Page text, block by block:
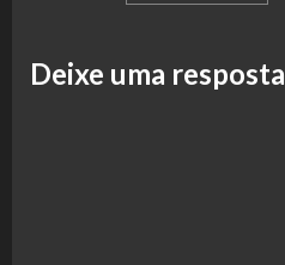
Deixe uma resposta